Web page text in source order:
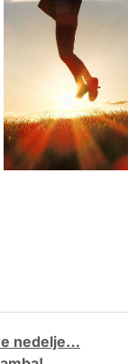
nedelje…